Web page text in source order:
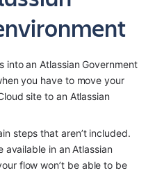
into an Atlassian Government
you have to move your
site to an Atlassian
steps that aren’t included.
available in an Atlassian
flow won’t be able to be